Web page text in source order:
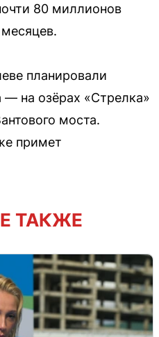
80 миллионов
планировали
на озёрах «Стрелка»
моста.
примет
ТАКЖЕ